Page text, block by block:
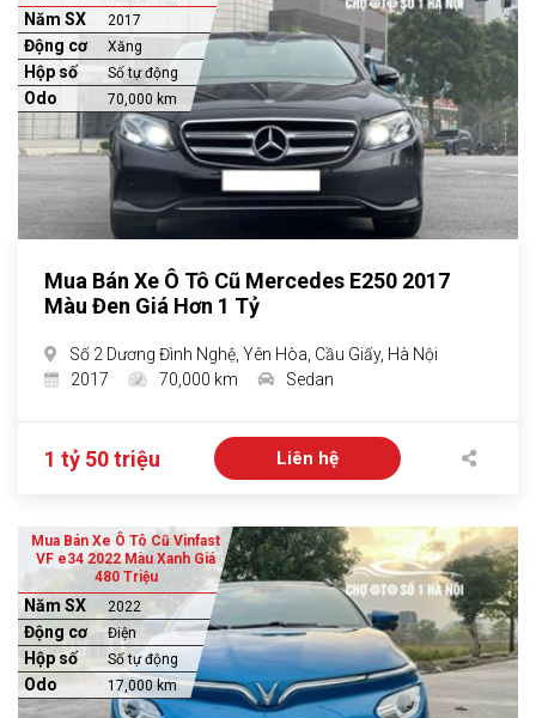
Năm SX 2017
Động cơ Xăng
Hộp số Số tự động
Odo 70,000 km
Mua Bán Xe Ô Tô Cũ Mercedes E250 2017
Màu Đen Giá Hơn 1 Tỷ
Số 2 Dương Đình Nghệ, Yên Hòa, Cầu Giấy, Hà Nội
2017
70,000 km Sedan
1 tỷ 50 triệu Liên hệ
Mua Bán Xe Ô Tô Cũ Vinfast
VF e34 2022 Màu Xanh Giá
480 Triệu
Năm SX 2022
Động cơ Điện
Hộp số Số tự động
Odo 17,000 km